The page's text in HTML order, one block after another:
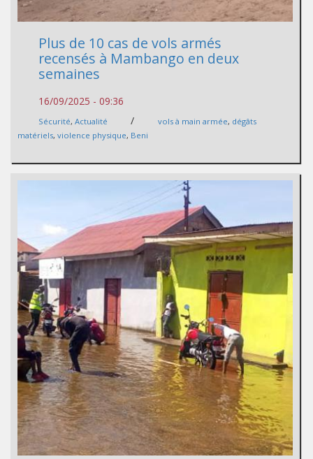
Plus de 10 cas de vols armés
recensés à Mambango en deux
semaines
16/09/2025 - 09:36
Sécurité, Actualité / vols à main armée, dégâts
matériels, violence physique, Beni